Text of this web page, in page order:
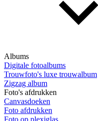
Albums
Digitale fotoalbums
Trouwfoto's luxe trouwalbum
Zigzag album
Foto's afdrukken
Canvasdoeken
Foto afdrukken
Foto op plexiglas